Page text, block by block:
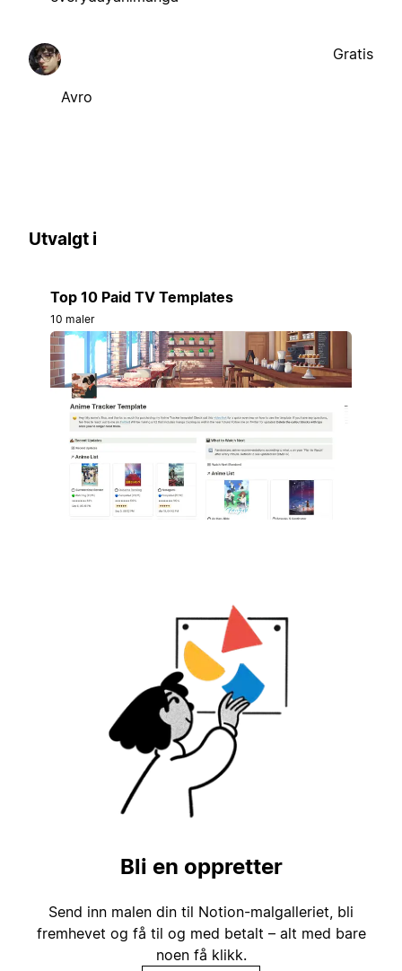
Avro
Gratis
Utvalgt i
Top 10 Paid TV Templates
10 maler
Bli en oppretter
Send inn malen din til Notion-malgalleriet, bli
fremhevet og få til og med betalt – alt med bare
noen få klikk.